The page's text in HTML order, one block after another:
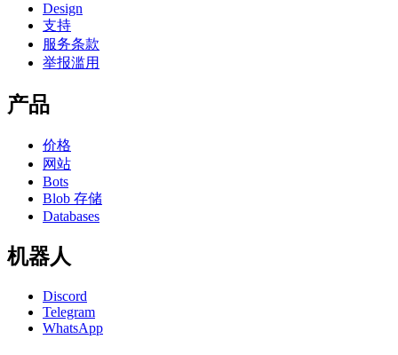
Design
支持
服务条款
举报滥用
产品
价格
网站
Bots
Blob 存储
Databases
机器人
Discord
Telegram
WhatsApp